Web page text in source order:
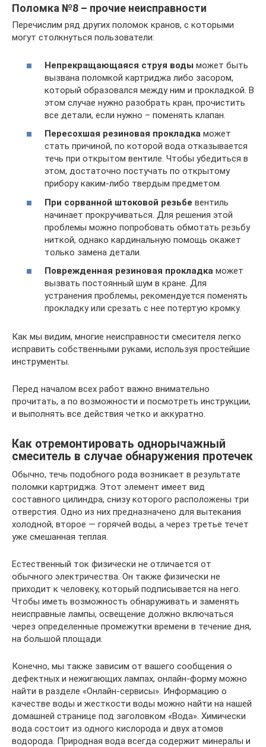
Поломка №8 – прочие неисправности
Перечислим ряд других поломок кранов, с которыми
могут столкнуться пользователи:
Непрекращающаяся струя воды может быть
вызвана поломкой картриджа либо засором,
который образовался между ним и прокладкой. В
этом случае нужно разобрать кран, прочистить
все детали, если нужно – поменять клапан.
Пересохшая резиновая прокладка может
стать причиной, по которой вода отказывается
течь при открытом вентиле. Чтобы убедиться в
этом, достаточно постучать по открытому
прибору каким-либо твердым предметом.
При сорванной штоковой резьбе вентиль
начинает прокручиваться. Для решения этой
проблемы можно попробовать обмотать резьбу
ниткой, однако кардинальную помощь окажет
только замена детали.
Поврежденная резиновая прокладка может
вызвать постоянный шум в кране. Для
устранения проблемы, рекомендуется поменять
прокладку или срезать с нее потертую кромку.
Как мы видим, многие неисправности смесителя легко
исправить собственными руками, используя простейшие
инструменты.
Перед началом всех работ важно внимательно
прочитать, а по возможности и посмотреть инструкции,
и выполнять все действия четко и аккуратно.
Как отремонтировать однорычажный
смеситель в случае обнаружения протечек
Обычно, течь подобного рода возникает в результате
поломки картриджа. Этот элемент имеет вид
составного цилиндра, снизу которого расположены три
отверстия. Одно из них предназначено для вытекания
холодной, второе — горячей воды, а через третье течет
уже смешанная теплая.
Естественный ток физически не отличается от
обычного электричества. Он также физически не
приходит к человеку, который подписывается на него.
Чтобы иметь возможность обнаруживать и заменять
неисправные лампы, освещение должно включаться
через определенные промежутки времени в течение дня,
на большой площади.
Конечно, мы также зависим от вашего сообщения о
дефектных и нежигающих лампах, онлайн-форму можно
найти в разделе «Онлайн-сервисы». Информацию о
качестве воды и жесткости воды можно найти на нашей
домашней странице под заголовком «Вода». Химически
вода состоит из одного кислорода и двух атомов
водорода. Природная вода всегда содержит минералы и